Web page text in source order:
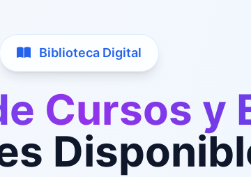
Biblioteca Digital
Cursos y